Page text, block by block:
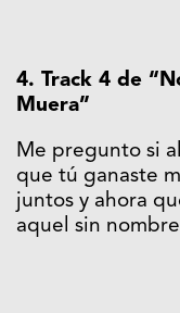
4. Track 4 de
Muera”
Me pregunto si
que tú ganaste
juntos y ahora
aquel sin